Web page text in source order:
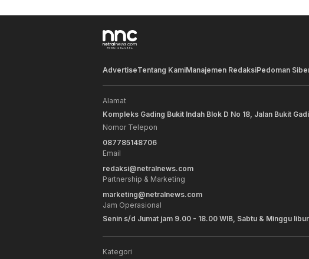
AdvertiseTentang KamiManajemen RedaksiPedoman
Alamat
Kompleks Gading Bukit Indah Blok D No 18, Jalan Bukit
Nomor Telepon
087785148706
Email
redaksi@netralnews.com
Partnership & Marketing
marketing@netralnews.com
Jam Operasional
Senin s/d Jumat jam 9.00 - 18.00 WIB, Sabtu & Minggu libur
Kategori